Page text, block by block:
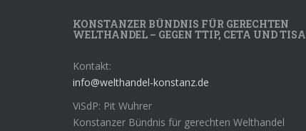
KONSTANZER BÜNDNIS FÜR GERECHTEN
WELTHANDEL – GEGEN TTIP, CETA UND TISA
Kontakt:
info@welthandel-konstanz.de
ViSdP: Pit Wuhrer
Konstanzer Bündnis für gerechten Welthandel